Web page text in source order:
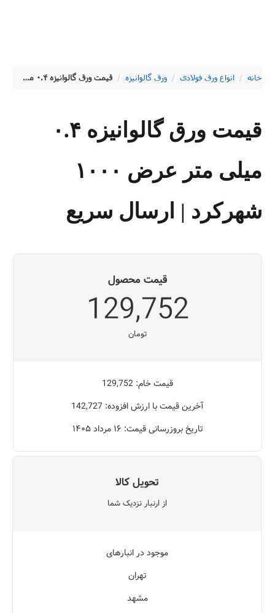
خانه / انواع ورق فولادی / ورق گالوانیزه / قیمت ورق گالوانیزه ۰.۴ میلی متر عرض ۱۰۰۰ شهرکرد | ارسال سریع
قیمت ورق گالوانیزه ۰.۴
میلی متر عرض ۱۰۰۰
شهرکرد | ارسال سریع
قیمت محصول
129,752
تومان
قیمت خام: 129,752
آخرین قیمت با ارزش افزوده: 142,727
تاریخ بروزرسانی قیمت: ۱۶ مرداد ۱۴۰۵
تحویل کالا
از ارنبار نزدیک شما
موجود در انبارهای
تهران
مشهد